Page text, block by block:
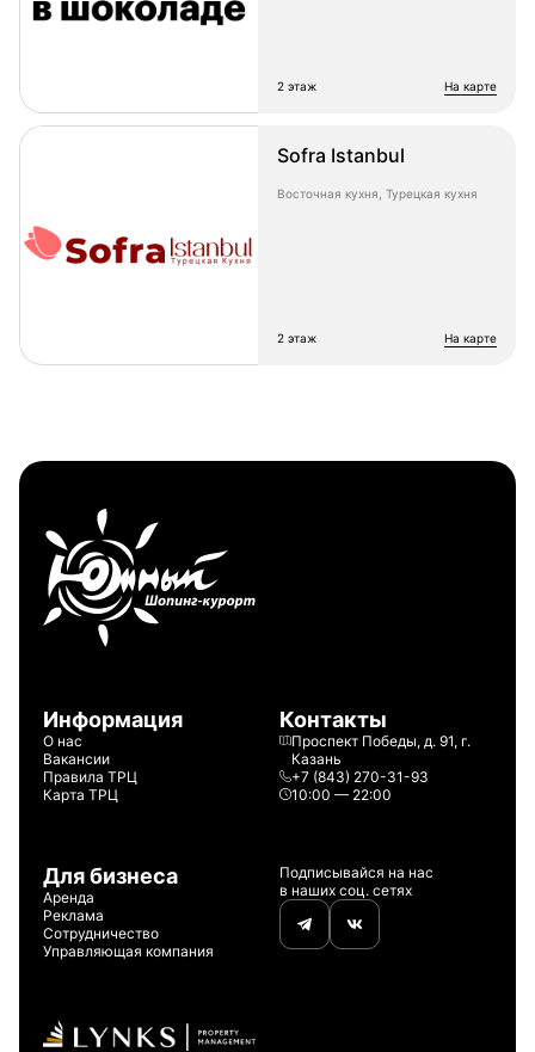
2 этаж на карте
Sofra Istanbul
Восточная кухня, Турецкая кухня
2 этаж на карте
Контакты
Проспект Победы, д. 91, г.
Казань
+7 (843) 270-31-93
10:00 — 22:00
Информация
О нас
Вакансии
Правила ТРЦ
Карта ТРЦ
Для бизнеса
Аренда
Реклама
Сотрудничество
Управляющая компания
Подписывайся на нас
в наших соц. сетях